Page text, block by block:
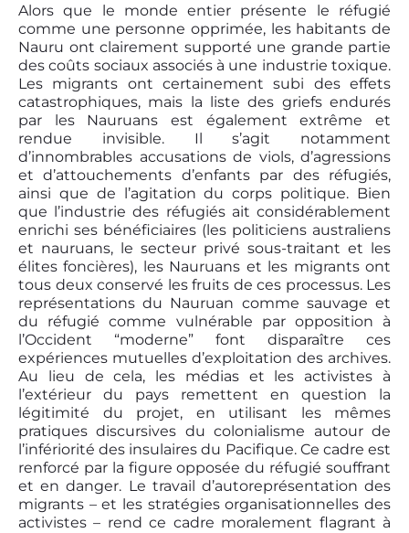
Alors que le monde entier présente le réfugié
comme une personne opprimée, les habitants de
Nauru ont clairement supporté une grande partie
des coûts sociaux associés à une industrie toxique.
Les migrants ont certainement subi des effets
catastrophiques, mais la liste des griefs endurés
par les Nauruans est également extrême et
rendue invisible. Il s’agit notamment
d’innombrables accusations de viols, d’agressions
et d’attouchements d’enfants par des réfugiés,
ainsi que de l’agitation du corps politique. Bien
que l’industrie des réfugiés ait considérablement
enrichi ses bénéficiaires (les politiciens australiens
et nauruans, le secteur privé sous-traitant et les
élites foncières), les Nauruans et les migrants ont
tous deux conservé les fruits de ces processus. Les
représentations du Nauruan comme sauvage et
du réfugié comme vulnérable par opposition à
l’Occident “moderne” font disparaître ces
expériences mutuelles d’exploitation des archives.
Au lieu de cela, les médias et les activistes à
l’extérieur du pays remettent en question la
légitimité du projet, en utilisant les mêmes
pratiques discursives du colonialisme autour de
l’infériorité des insulaires du Pacifique. Ce cadre est
renforcé par la figure opposée du réfugié souffrant
et en danger. Le travail d’autoreprésentation des
migrants – et les stratégies organisationnelles des
activistes – rend ce cadre moralement flagrant à